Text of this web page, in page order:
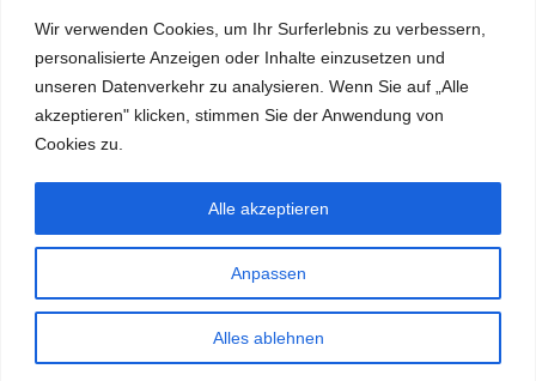
Wir verwenden Cookies, um Ihr Surferlebnis zu verbessern,
personalisierte Anzeigen oder Inhalte einzusetzen und
unseren Datenverkehr zu analysieren. Wenn Sie auf „Alle
akzeptieren" klicken, stimmen Sie der Anwendung von
Cookies zu.
Anpassen
Alles ablehnen
Alle akzeptieren